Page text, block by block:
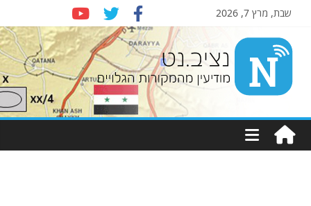
שבת, מרץ 7, 2026
Nziv.net
מודיעין
מהמקורות